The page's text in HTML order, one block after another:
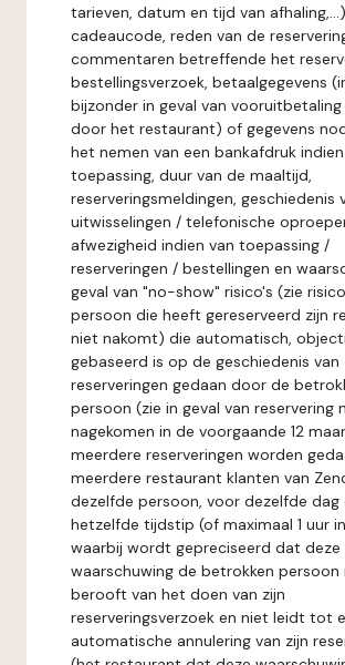
tarieven, datum en tijd van
cadeaucode, reden van de
commentaren betreffende het
bestellingsverzoek, betaalgegevens
bijzonder in geval van vooruitbetaling
door het restaurant) of gegevens
het nemen van een bankafdruk
toepassing, duur van de maaltijd,
reserveringsmeldingen, geschiedenis
uitwisselingen / telefonische
afwezigheid indien van toepassing /
reserveringen / bestellingen en
geval van "no-show" risico's (zie
persoon die heeft gereserveerd zijn
niet nakomt) die automatisch,
gebaseerd is op de geschiedenis van
reserveringen gedaan door de
persoon (zie in geval van reservering
nagekomen in de voorgaande 12
meerdere reserveringen worden
meerdere restaurant klanten van
dezelfde persoon, voor dezelfde dag
hetzelfde tijdstip (of maximaal 1 uur
waarbij wordt gepreciseerd dat deze
waarschuwing de betrokken persoon
berooft van het doen van zijn
reserveringsverzoek en niet leidt tot
automatische annulering van zijn